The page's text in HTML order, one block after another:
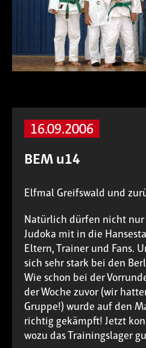
16.09.2006
BEM u14
Elfmal Greifswald und
Natürlich dürfen nicht
Judoka mit in die
Eltern, Trainer und Fans.
sich sehr stark bei den
Wie schon bei der
der Woche zuvor (wir
Gruppe!) wurde auf den
richtig gekämpft! Jetzt
wozu das Trainingslager